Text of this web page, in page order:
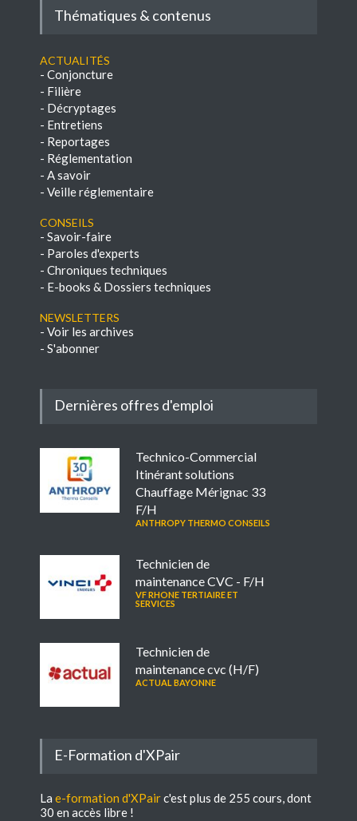
Thématiques & contenus
Actualités
- Conjoncture
- Filière
- Décryptages
- Entretiens
- Reportages
- Réglementation
- A savoir
- Veille réglementaire
Conseils
- Savoir-faire
- Paroles d'experts
- Chroniques techniques
- E-books & Dossiers techniques
NEWSLETTERS
- Voir les archives
- S'abonner
Dernières offres d'emploi
Technico-Commercial
Itinérant solutions
Chauffage Mérignac 33
F/H
ANTHROPY THERMO CONSEILS
Technicien de
maintenance CVC - F/H
VF RHONE TERTIAIRE ET
SERVICES
Technicien de
maintenance cvc (H/F)
ACTUAL BAYONNE
E-Formation d'XPair
La e-formation d'XPairc'est plus de 255 cours, dont
30 en accès libre !